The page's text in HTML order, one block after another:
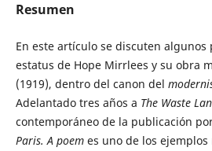
Resumen
En este artículo se discuten algunos
estatus de Hope Mirrlees y su obra
(1919), dentro del canon del
Adelantado tres años a The Waste
contemporáneo de la publicación
Paris. A poem es uno de los